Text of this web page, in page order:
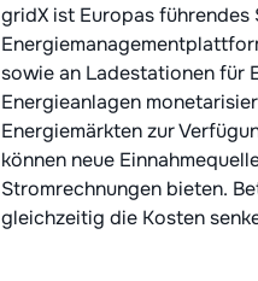
gridX ist Europas
sowie an Ladestationen für
Energieanlagen
Energiemärkten zur
können neue
Stromrechnungen bieten.
gleichzeitig die Kosten